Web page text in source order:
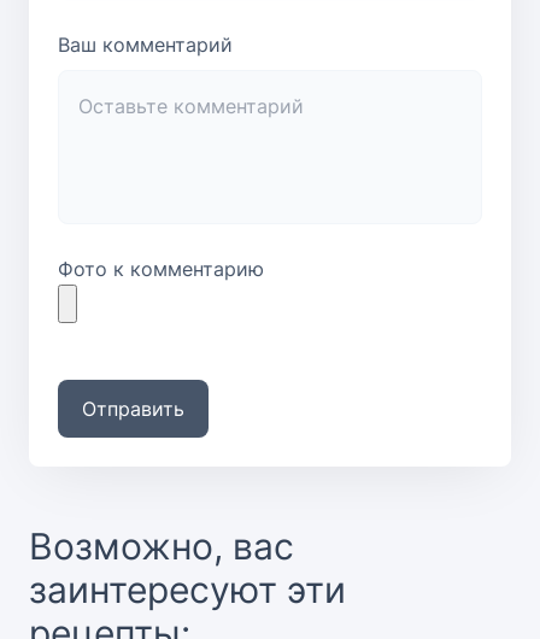
Ваш комментарий
Фото к комментарию
Отправить
Возможно, вас
заинтересуют эти